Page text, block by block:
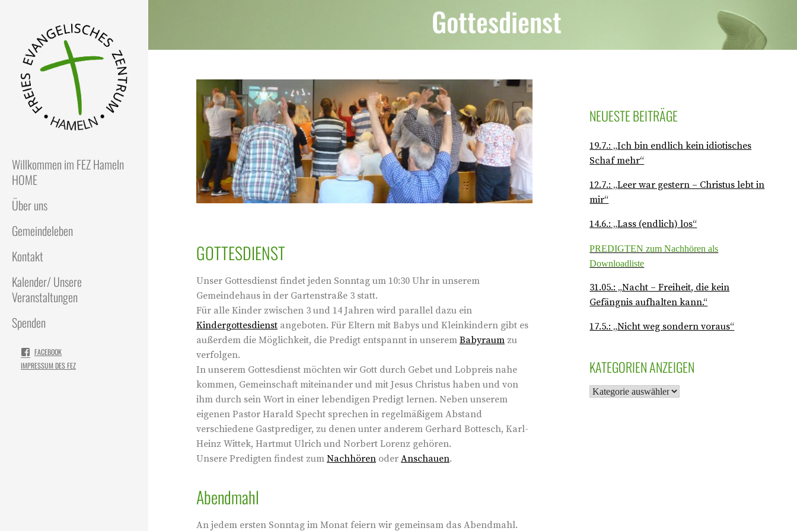
Willkommen im FEZ Hameln
HOME
Über uns
Gemeindeleben
Kontakt
Kalender/ Unsere
Veranstaltungen
Spenden
FACEBOOK
IMPRESSUM DES FEZ
Gottesdienst
GOTTESDIENST
Unser Gottesdienst findet jeden Sonntag um 10:30 Uhr in unserem
Gemeindehaus in der Gartenstraße 3 statt.
Für alle Kinder zwischen 3 und 14 Jahren wird parallel dazu ein
Kindergottesdienst angeboten. Für Eltern mit Babys und Kleinkindern gibt es
außerdem die Möglichkeit, die Predigt entspannt in unserem Babyraum zu
verfolgen.
In unserem Gottesdienst möchten wir Gott durch Gebet und Lobpreis nahe
kommen, Gemeinschaft miteinander und mit Jesus Christus haben und von
ihm durch sein Wort in einer lebendigen Predigt lernen. Neben unserem
eigenen Pastor Harald Specht sprechen in regelmäßigem Abstand
verschiedene Gastprediger, zu denen unter anderem Gerhard Bottesch, Karl-
Heinz Wittek, Hartmut Ulrich und Norbert Lorenz gehören.
Unsere Predigten findest zum Nachhören oder Anschauen.
Abendmahl
An jedem ersten Sonntag im Monat feiern wir gemeinsam das Abendmahl.
NEUESTE BEITRÄGE
19.7.: „Ich bin endlich kein idiotisches
Schaf mehr“
12.7.: „Leer war gestern – Christus lebt in
mir“
14.6.: „Lass (endlich) los“
PREDIGTEN zum Nachhören als
Downloadliste
31.05.: „Nacht – Freiheit, die kein
Gefängnis aufhalten kann.“
17.5.: „Nicht weg sondern voraus“
KATEGORIEN ANZEIGEN